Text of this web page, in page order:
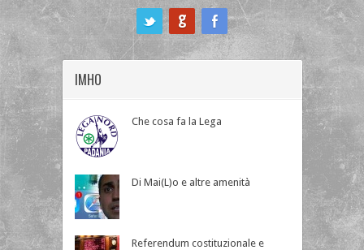
IMHO
Che cosa fa la Lega
Di Mai(L)o e altre amenità
Referendum costituzionale e